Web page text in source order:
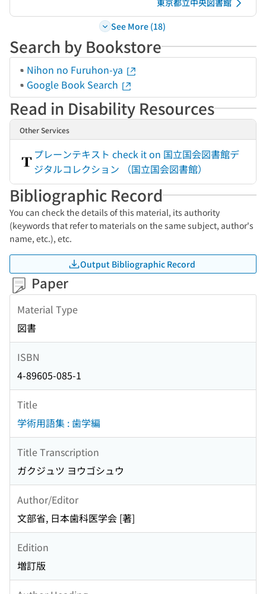
東京都立中央図書館
See More (18)
Search by Bookstore
Nihon no Furuhon-ya
Google Book Search
Read in Disability Resources
Other Services
プレーンテキスト check it on 国立国会図書館デ
ジタルコレクション （国立国会図書館）
Bibliographic Record
You can check the details of this material, its authority
(keywords that refer to materials on the same subject, author's
name, etc.), etc.
Output Bibliographic Record
Paper
Material Type
図書
ISBN
4-89605-085-1
Title
学術用語集 : 歯学編
Title Transcription
ガクジュツ ヨウゴシュウ
Author/Editor
文部省, 日本歯科医学会 [著]
Edition
増訂版